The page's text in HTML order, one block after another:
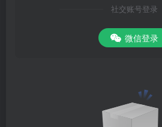
社交账号登录
微信登录